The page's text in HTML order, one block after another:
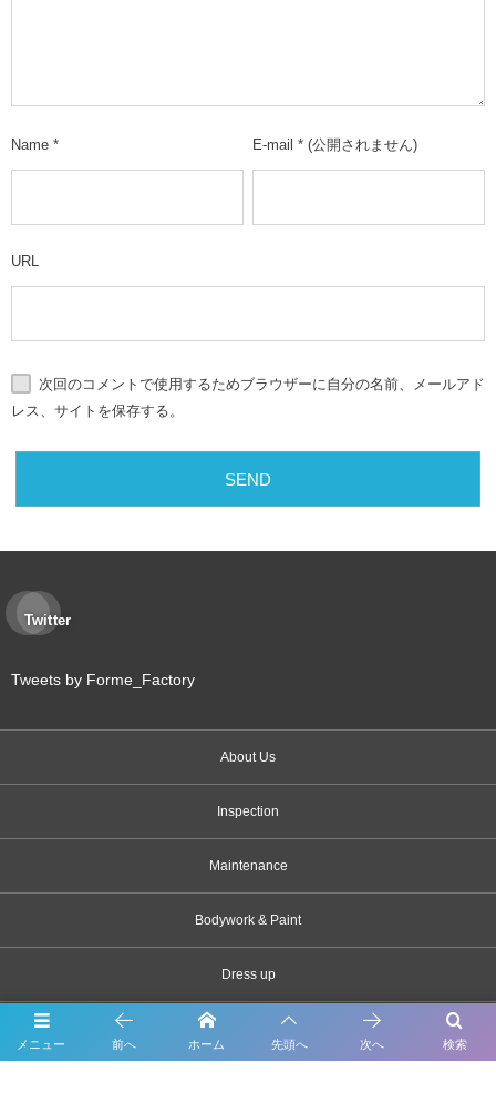
Name * E-mail * (公開されません)
URL
次回のコメントで使用するためブラウザーに自分の名前、メールアド
レス、サイトを保存する。
Twitter
Tweets by Forme_Factory
About Us
Inspection
Maintenance
Bodywork & Paint
Dress up
Body coating
メニュー 検索
前へ ホーム 先頭へ 次へ